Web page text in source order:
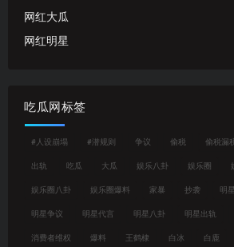
网红大瓜
网红明星
吃瓜网标签
#人设崩塌 #潜规则 争议 偷税 偷税漏
出轨 吃瓜 大瓜 娱乐八卦 娱乐圈
娱乐圈八卦 娱乐圈爆料 家暴 抄袭 明星
明星争议 明星代言 明星八卦 明星出轨
消费者维权 爆料 王鹤棣 白冰 白鹿